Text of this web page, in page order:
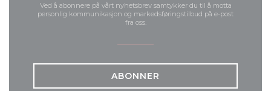
Ved å abonnere på vårt nyhetsbrev samtykker du til å motta
personlig kommunikasjon og markedsføringstilbud på e-post
fra oss.
ABONNER